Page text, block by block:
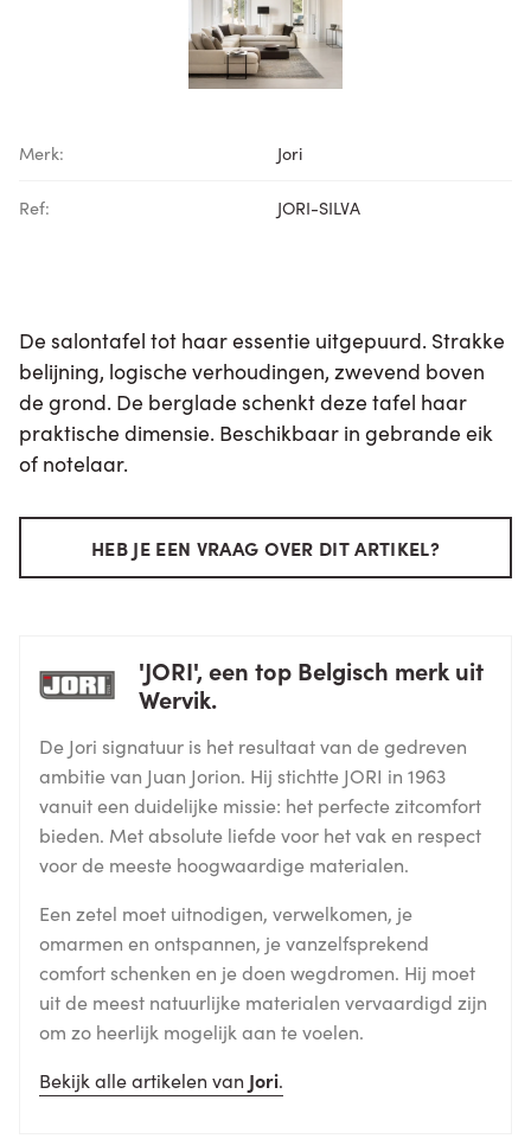
Merk: Jori
Ref: JORI-SILVA
De salontafel tot haar essentie uitgepuurd. Strakke
belijning, logische verhoudingen, zwevend boven
de grond. De berglade schenkt deze tafel haar
praktische dimensie. Beschikbaar in gebrande eik
of notelaar.
HEB JE EEN VRAAG OVER DIT ARTIKEL?
'JORI', een top Belgisch merk uit
Wervik.
De Jori signatuur is het resultaat van de gedreven
ambitie van Juan Jorion. Hij stichtte JORI in 1963
vanuit een duidelijke missie: het perfecte zitcomfort
bieden. Met absolute liefde voor het vak en respect
voor de meeste hoogwaardige materialen.
Een zetel moet uitnodigen, verwelkomen, je
omarmen en ontspannen, je vanzelfsprekend
comfort schenken en je doen wegdromen. Hij moet
uit de meest natuurlijke materialen vervaardigd zijn
om zo heerlijk mogelijk aan te voelen.
Bekijk alle artikelen van Jori.